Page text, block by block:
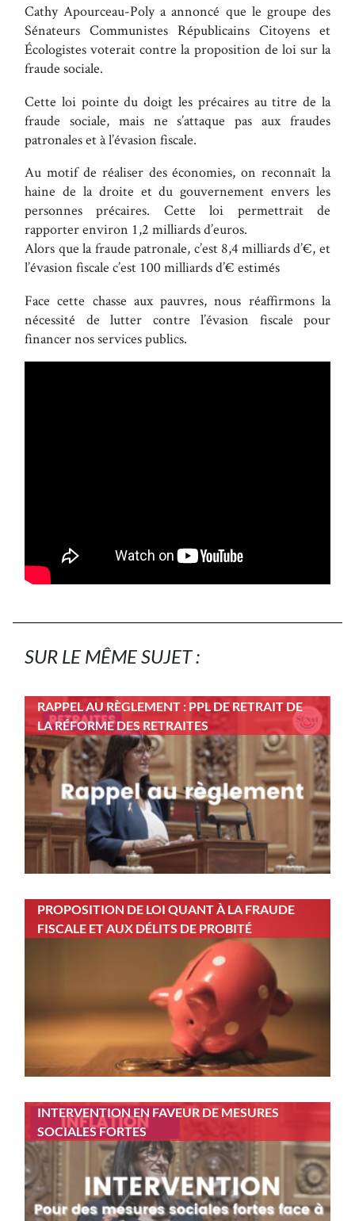
Cathy Apourceau-Poly a annoncé que le groupe des
Sénateurs Communistes Républicains Citoyens et
Écologistes voterait contre la proposition de loi sur la
fraude sociale.
Cette loi pointe du doigt les précaires au titre de la
fraude sociale, mais ne s’attaque pas aux fraudes
patronales et à l’évasion fiscale.
Au motif de réaliser des économies, on reconnaît la
haine de la droite et du gouvernement envers les
personnes précaires. Cette loi permettrait de
rapporter environ 1,2 milliards d’euros.
Alors que la fraude patronale, c’est 8,4 milliards d’€, et
l’évasion fiscale c’est 100 milliards d’€ estimés
Face cette chasse aux pauvres, nous réaffirmons la
nécessité de lutter contre l’évasion fiscale pour
financer nos services publics.
SUR LE MÊME SUJET :
RAPPEL AU RÈGLEMENT : PPL DE RETRAIT DE
LA RÉFORME DES RETRAITES
PROPOSITION DE LOI QUANT À LA FRAUDE
FISCALE ET AUX DÉLITS DE PROBITÉ
INTERVENTION EN FAVEUR DE MESURES
SOCIALES FORTES